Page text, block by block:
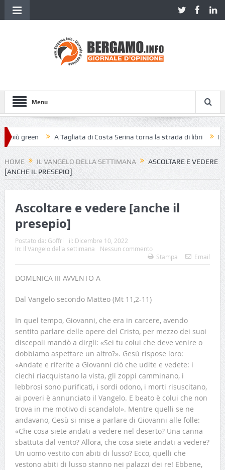
Menu
green A Tagliata di Costa Serina torna la strada di libri
HOME IL VANGELO DELLA SETTIMANA
ASCOLTARE E VEDERE
[ANCHE IL PRESEPIO]
Ascoltare e vedere [anche il
presepio]
Postato da: Goffri il: Dicembre 10, 2022
In: Il Vangelo della settimana
Nessun commento
Stampa
Email
DOMENICA III AVVENTO A
Dal Vangelo secondo Matteo (Mt 11,2-11)
In quel tempo, Giovanni, che era in carcere, avendo
sentito parlare delle opere del Cristo, per mezzo dei suoi
discepoli mandò a dirgli: «Sei tu colui che deve venire o
dobbiamo aspettare un altro?». Gesù rispose loro:
«Andate e riferite a Giovanni ciò che udite e vedete: i
ciechi riacquistano la vista, gli zoppi camminano, i
lebbrosi sono purificati, i sordi odono, i morti risuscitano,
ai poveri è annunciato il Vangelo. E beato è colui che non
trova in me motivo di scandalo!». Mentre quelli se ne
andavano, Gesù si mise a parlare di Giovanni alle folle:
«Che cosa siete andati a vedere nel deserto? Una canna
sbattuta dal vento? Allora, che cosa siete andati a vedere?
Un uomo vestito con abiti di lusso? Ecco, quelli che
vestono abiti di lusso stanno nei palazzi dei re! Ebbene,